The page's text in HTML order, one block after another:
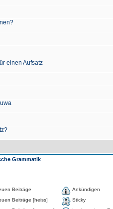
einen Aufsatz
Grammatik
Beiträge
Ankündigen
Beiträge [heiss]
Sticky